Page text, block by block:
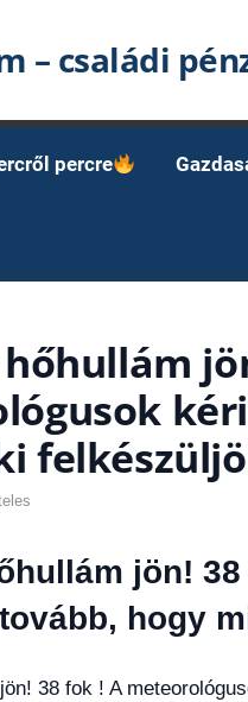
– családi
percre
,
Hírek,
Hírek
1
jön!
hogy
38 fok ! A